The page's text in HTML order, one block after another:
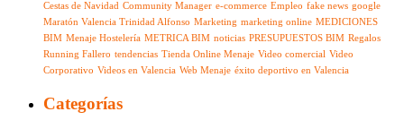
Cestas de Navidad Community Manager e-commerce Empleo fake news google
Maratón Valencia Trinidad Alfonso Marketing marketing online MEDICIONES
BIM Menaje Hostelería METRICA BIM noticias PRESUPUESTOS BIM Regalos
Running Fallero tendencias Tienda Online Menaje Video comercial Video
Corporativo Videos en Valencia Web Menaje éxito deportivo en Valencia
Categorías